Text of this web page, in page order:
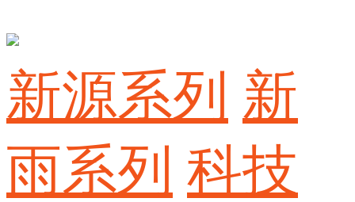
新源系列 新
雨系列 科技